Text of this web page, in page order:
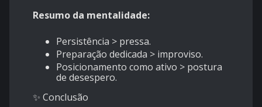
Resumo da mentalidade:
Persistência > pressa.
Preparação dedicada > improviso.
Posicionamento como ativo > postura
de desespero.
✨ Conclusão